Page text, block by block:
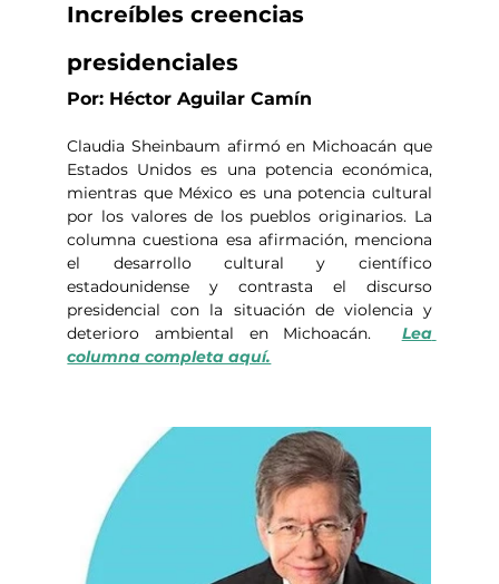
Increíbles creencias
presidenciales
Por: Héctor Aguilar Camín
Claudia Sheinbaum afirmó en Michoacán que
Estados Unidos es una potencia económica,
mientras que México es una potencia cultural
por los valores de los pueblos originarios. La
columna cuestiona esa afirmación, menciona
el desarrollo cultural y científico
estadounidense y contrasta el discurso
presidencial con la situación de violencia y
deterioro ambiental en Michoacán. Lea
columna completa aquí.